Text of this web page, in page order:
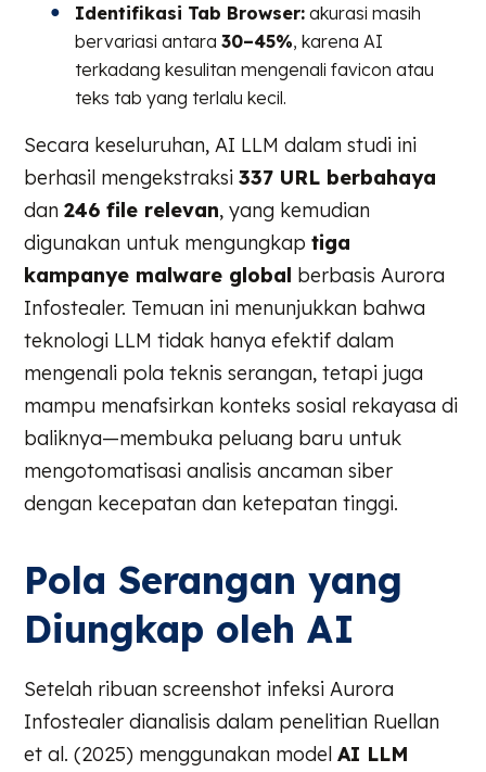
Identifikasi Tab Browser: akurasi masih
bervariasi antara30–45%, karena AI
terkadang kesulitan mengenali favicon atau
teks tab yang terlalu kecil.
Secara keseluruhan, AI LLM dalam studi ini
berhasil mengekstraksi337 URL berbahaya
dan246 file relevan, yang kemudian
digunakan untuk mengungkaptiga
kampanye malware global berbasis Aurora
Infostealer. Temuan ini menunjukkan bahwa
teknologi LLM tidak hanya efektif dalam
mengenali pola teknis serangan, tetapi juga
mampu menafsirkan konteks sosial rekayasa di
baliknya—membuka peluang baru untuk
mengotomatisasi analisis ancaman siber
dengan kecepatan dan ketepatan tinggi.
Pola Serangan yang
Diungkap oleh AI
Setelah ribuan screenshot infeksi Aurora
Infostealer dianalisis dalam penelitian Ruellan
et al. (2025) menggunakan modelAI LLM